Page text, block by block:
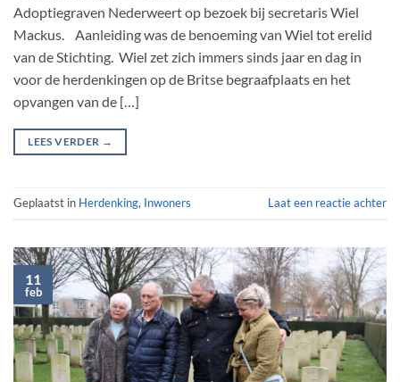
Adoptiegraven Nederweert op bezoek bij secretaris Wiel
Mackus. Aanleiding was de benoeming van Wiel tot erelid
van de Stichting. Wiel zet zich immers sinds jaar en dag in
voor de herdenkingen op de Britse begraafplaats en het
opvangen van de […]
LEES VERDER →
Geplaatst in Herdenking, Inwoners Laat een reactie achter
11
feb